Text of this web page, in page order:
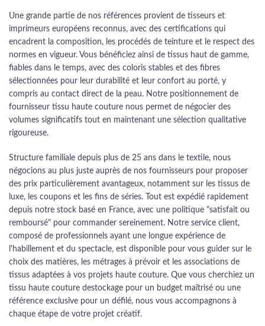
Une grande partie de nos références provient de tisseurs et
imprimeurs européens reconnus, avec des certifications qui
encadrent la composition, les procédés de teinture et le respect des
normes en vigueur. Vous bénéficiez ainsi de tissus haut de gamme,
fiables dans le temps, avec des coloris stables et des fibres
sélectionnées pour leur durabilité et leur confort au porté, y
compris au contact direct de la peau. Notre positionnement de
fournisseur tissu haute couture nous permet de négocier des
volumes significatifs tout en maintenant une sélection qualitative
rigoureuse.
Structure familiale depuis plus de 25 ans dans le textile, nous
négocions au plus juste auprès de nos fournisseurs pour proposer
des prix particulièrement avantageux, notamment sur les tissus de
luxe, les coupons et les fins de séries. Tout est expédié rapidement
depuis notre stock basé en France, avec une politique "satisfait ou
remboursé" pour commander sereinement. Notre service client,
composé de professionnels ayant une longue expérience de
l'habillement et du spectacle, est disponible pour vous guider sur le
choix des matières, les métrages à prévoir et les associations de
tissus adaptées à vos projets haute couture. Que vous cherchiez un
tissu haute couture destockage pour un budget maîtrisé ou une
référence exclusive pour un défilé, nous vous accompagnons à
chaque étape de votre projet créatif.